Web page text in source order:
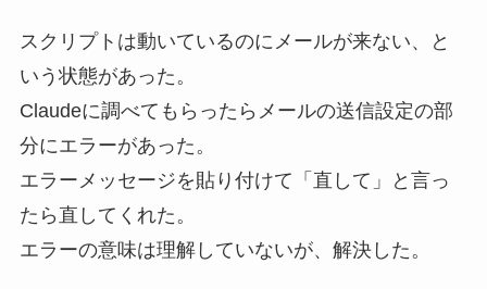
スクリプトは動いているのにメールが来ない、と
いう状態があった。
Claudeに調べてもらったらメールの送信設定の部
分にエラーがあった。
エラーメッセージを貼り付けて「直して」と言っ
たら直してくれた。
エラーの意味は理解していないが、解決した。